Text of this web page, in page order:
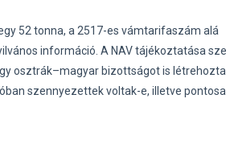
52 tonna, a 2517-es vámtarifaszám alá
információ. A NAV tájékoztatása
osztrák–magyar bizottságot is
szennyezettek voltak-e, illetve